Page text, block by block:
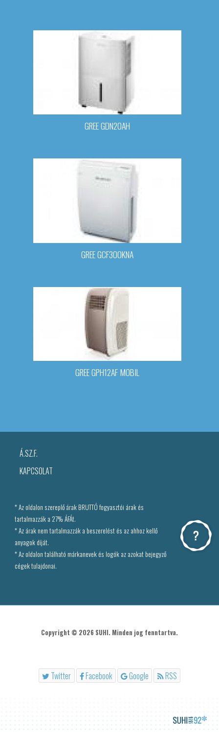
GREE GDN20AH
GREE GCF300KNA
GREE GPH12AF MOBIL
Á.SZ.F.
KAPCSOLAT
* Az oldalon szereplő árak BRUTTÓ fogyasztói árak és
tartalmazzák a 27% ÁFÁt.
* Az árak nem tartalmazzák a beszerelést és az ahhoz kellő
anyagok díját.
* Az oldalon található márkanevek és logók az azokat bejegyző
cégek tulajdonai.
Copyright © 2026 SUHI. Minden jog fenntartva.
Twitter Facebook Google RSS